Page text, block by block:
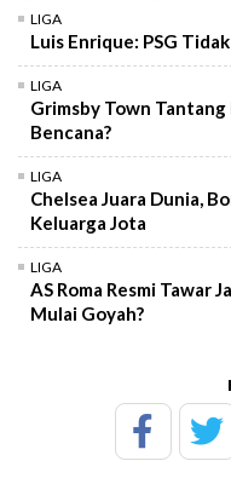
LIGA
Luis Enrique: PSG
LIGA
Grimsby Town
Bencana?
LIGA
Chelsea Juara Dunia,
Keluarga Jota
LIGA
AS Roma Resmi Tawar
Mulai Goyah?